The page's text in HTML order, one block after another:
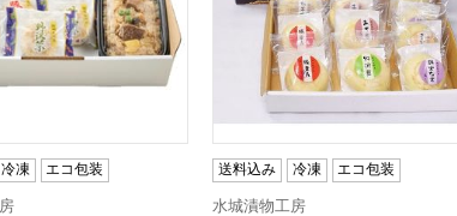
冷凍 エコ包装 送料込み 冷凍 エコ包装
水城漬物工房